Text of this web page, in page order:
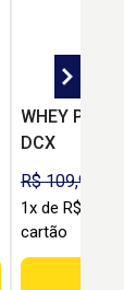
WHEY PRO
DCX
R$ 109,90
1x de R$ R$
cartão